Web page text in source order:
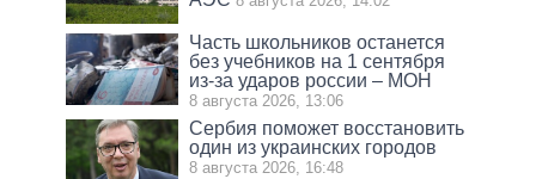
Часть школьников останется
без учебников на 1 сентября
из-за ударов россии – МОН
8 августа 2026, 13:06
Сербия поможет восстановить
один из украинских городов
8 августа 2026, 16:48